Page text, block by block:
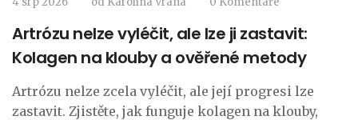
Artrózu nelze vyléčit, ale lze ji zastavit:
Kolagen na klouby a ověřené metody
Artrózu nelze zcela vyléčit, ale její progresi lze
zastavit. Zjistěte, jak funguje kolagen na klouby,